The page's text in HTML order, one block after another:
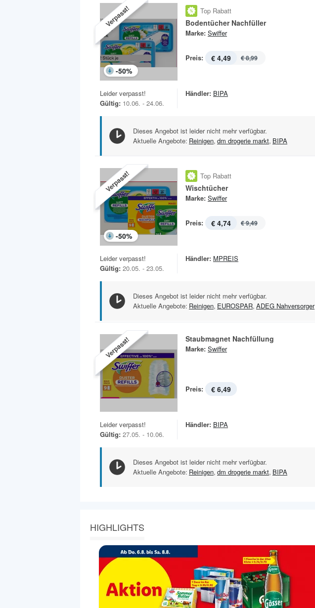
Verpasst!
-50%
Top Rabatt
Bodentücher Nachfüller
Marke: Swiffer
Preis: € 4,49 € 8,99
Leider verpasst!
Gültig: 10.06. - 24.06.
Händler: BIPA
Dieses Angebot ist leider nicht mehr verfügbar.
Aktuelle Angebote: Reinigen, dm drogerie markt, BIPA
Verpasst!
-50%
Top Rabatt
Wischtücher
Marke: Swiffer
Preis: € 4,74 € 9,49
Leider verpasst!
Gültig: 20.05. - 23.05.
Händler: MPREIS
Dieses Angebot ist leider nicht mehr verfügbar.
Aktuelle Angebote: Reinigen, EUROSPAR, ADEG Nahversorger
Verpasst! Staubmagnet Nachfüllung
Marke: Swiffer
Preis: € 6,49
Leider verpasst!
Gültig: 27.05. - 10.06.
Händler: BIPA
Dieses Angebot ist leider nicht mehr verfügbar.
Aktuelle Angebote: Reinigen, dm drogerie markt, BIPA
HIGHLIGHTS